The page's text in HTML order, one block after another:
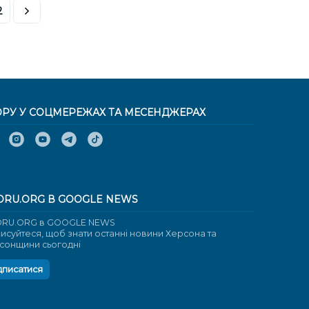
У СОЦМЕРЕЖАХ ТА МЕСЕНДЖЕРАХ
В GOOGLE NEWS
в GOOGLE NEWS
щоб знати останні новини Херсона та
сьогодні